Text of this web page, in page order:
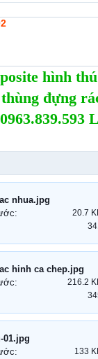
hình
đựng
nhua.jpg
20.7
hinh ca chep.jpg
216.2
01.jpg
133